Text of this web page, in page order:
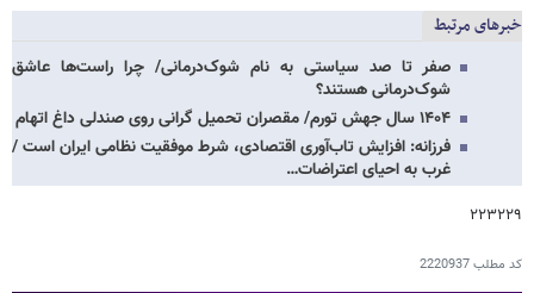
خبرهای مرتبط
صفر تا صد سیاستی به نام شوک‌درمانی/ چرا راست‌ها عاشق
شوک‌درمانی هستند؟
۱۴۰۴ سال جهش تورم/ مقصران تحمیل گرانی روی صندلی داغ اتهام
فرزانه: افزایش تاب‌آوری اقتصادی، شرط موفقیت نظامی ایران است /
غرب به احیای اعتراضات…
۲۲۳۲۲۹
کد مطلب2220937